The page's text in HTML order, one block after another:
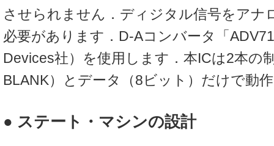
させられません．ディジタル信号をアナ
必要があります．D-Aコンバータ「
Devices社）を使用します．本ICは2本の
BLANK）とデータ（8ビット）だけで動
● ステート・マシンの設計